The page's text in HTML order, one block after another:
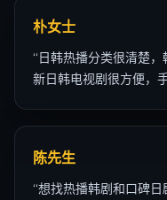
朴女士
“日韩热播分类很清楚
新日韩电视剧很方便，
陈先生
“想找热播韩剧和口碑